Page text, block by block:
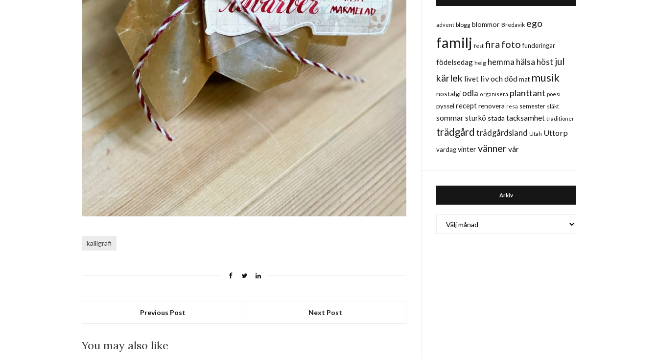
kalligrafi
Previous Post Next Post
You may also like
advent blogg blommor Bredavik ego
familj fest fira foto funderingar
födelsedag helg hemma hälsa höst jul
kärlek livet liv och död mat musik
nostalgi odla organisera planttant poesi
pyssel receptrenovera resa semester släkt
sommarsturkö städa tacksamhet traditioner
trädgård trädgårdsland Utah Uttorp
vardag vintervänner vår
Arkiv